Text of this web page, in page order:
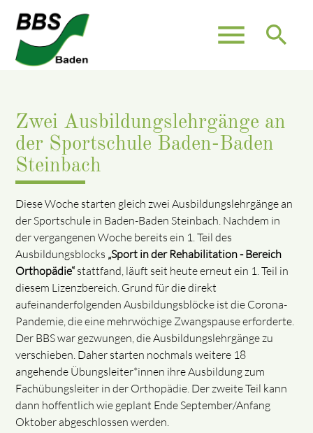
menu search
Zwei Ausbildungslehrgänge an
der Sportschule Baden-Baden
Steinbach
Diese Woche starten gleich zwei Ausbildungslehrgänge an
der Sportschule in Baden-Baden Steinbach. Nachdem in
der vergangenen Woche bereits ein 1. Teil des
Ausbildungsblocks „Sport in der Rehabilitation - Bereich
Orthopädie“ stattfand, läuft seit heute erneut ein 1. Teil in
diesem Lizenzbereich. Grund für die direkt
aufeinanderfolgenden Ausbildungsblöcke ist die Corona-
Pandemie, die eine mehrwöchige Zwangspause erforderte.
Der BBS war gezwungen, die Ausbildungslehrgänge zu
verschieben. Daher starten nochmals weitere 18
angehende Übungsleiter*innen ihre Ausbildung zum
Fachübungsleiter in der Orthopädie. Der zweite Teil kann
dann hoffentlich wie geplant Ende September/Anfang
Oktober abgeschlossen werden.